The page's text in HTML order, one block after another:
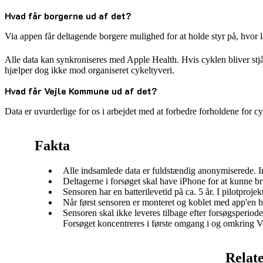
Hvad får borgerne ud af det?
Via appen får deltagende borgere mulighed for at holde styr på,
Alle data kan synkroniseres med Apple Health. Hvis cyklen bliver
hjælper dog ikke mod organiseret cykeltyveri.
Hvad får Vejle Kommune ud af det?
Data er uvurderlige for os i arbejdet med at forbedre forholdene for
Fakta
Alle indsamlede data er fuldstændig anonymiserede.
Deltagerne i forsøget skal have iPhone for at kunne
Sensoren har en batterilevetid på ca. 5 år. I
Når først sensoren er monteret og koblet med
Sensoren skal ikke leveres tilbage efter
Forsøget koncentreres i første omgang i og omkring